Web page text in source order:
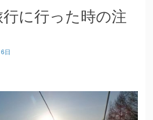
に行った時の注
日